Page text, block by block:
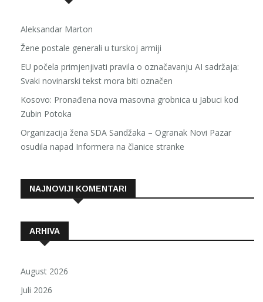
Aleksandar Marton
Žene postale generali u turskoj armiji
EU počela primjenjivati pravila o označavanju AI sadržaja:
Svaki novinarski tekst mora biti označen
Kosovo: Pronađena nova masovna grobnica u Jabuci kod
Zubin Potoka
Organizacija žena SDA Sandžaka – Ogranak Novi Pazar
osudila napad Informera na članice stranke
NAJNOVIJI KOMENTARI
ARHIVA
August 2026
Juli 2026